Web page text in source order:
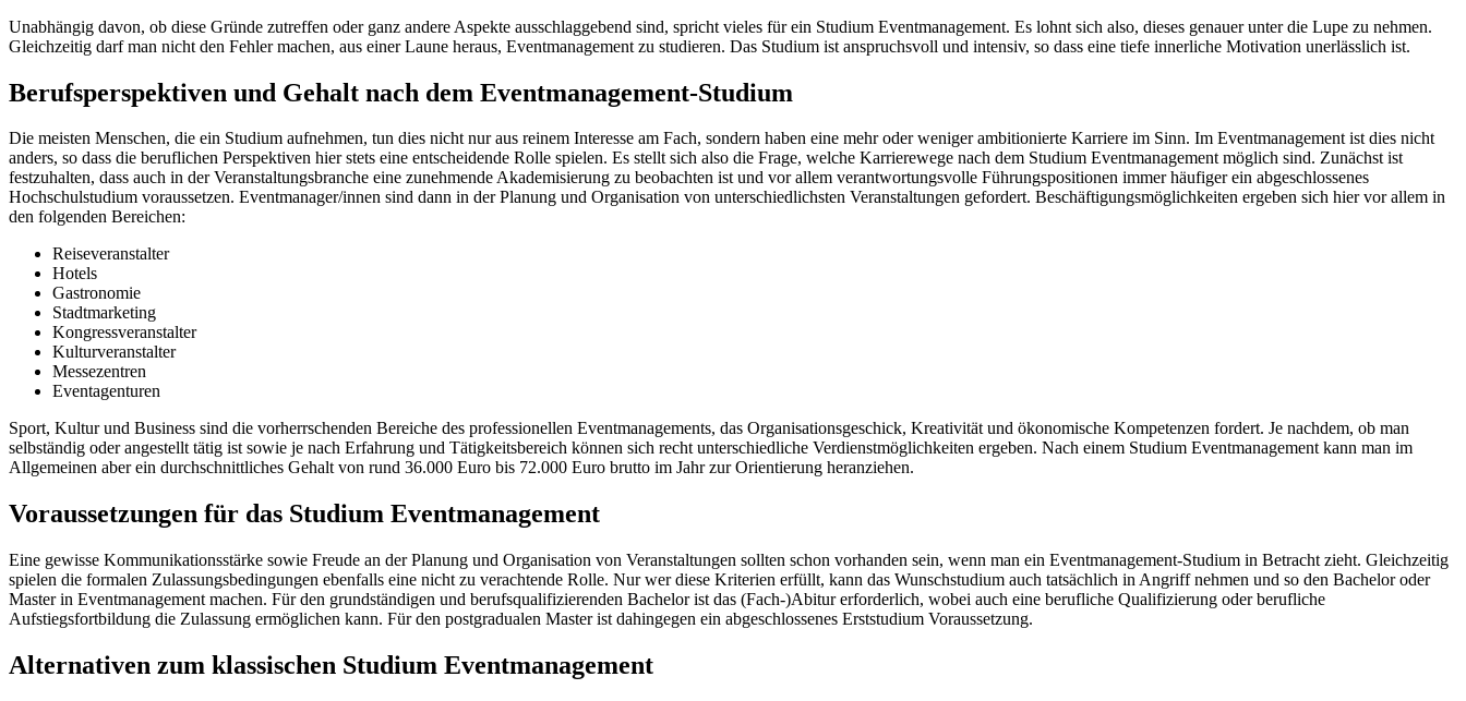
Unabhängig davon, ob diese Gründe zutreffen oder ganz andere Aspekte ausschlaggebend sind, spricht vieles für ein Studium Eventmanagement. Es lohnt sich also, dieses genauer unter die Lupe zu nehmen.
Gleichzeitig darf man nicht den Fehler machen, aus einer Laune heraus, Eventmanagement zu studieren. Das Studium ist anspruchsvoll und intensiv, so dass eine tiefe innerliche Motivation unerlässlich ist.
Berufsperspektiven und Gehalt nach dem Eventmanagement-Studium
Die meisten Menschen, die ein Studium aufnehmen, tun dies nicht nur aus reinem Interesse am Fach, sondern haben eine mehr oder weniger ambitionierte Karriere im Sinn. Im Eventmanagement ist dies nicht
anders, so dass die beruflichen Perspektiven hier stets eine entscheidende Rolle spielen. Es stellt sich also die Frage, welche Karrierewege nach dem Studium Eventmanagement möglich sind. Zunächst ist
festzuhalten, dass auch in der Veranstaltungsbranche eine zunehmende Akademisierung zu beobachten ist und vor allem verantwortungsvolle Führungspositionen immer häufiger ein abgeschlossenes
Hochschulstudium voraussetzen. Eventmanager/innen sind dann in der Planung und Organisation von unterschiedlichsten Veranstaltungen gefordert. Beschäftigungsmöglichkeiten ergeben sich hier vor allem in
den folgenden Bereichen:
Reiseveranstalter
Hotels
Gastronomie
Stadtmarketing
Kongressveranstalter
Kulturveranstalter
Messezentren
Eventagenturen
Sport, Kultur und Business sind die vorherrschenden Bereiche des professionellen Eventmanagements, das Organisationsgeschick, Kreativität und ökonomische Kompetenzen fordert. Je nachdem, ob man
selbständig oder angestellt tätig ist sowie je nach Erfahrung und Tätigkeitsbereich können sich recht unterschiedliche Verdienstmöglichkeiten ergeben. Nach einem Studium Eventmanagement kann man im
Allgemeinen aber ein durchschnittliches Gehalt von rund 36.000 Euro bis 72.000 Euro brutto im Jahr zur Orientierung heranziehen.
Voraussetzungen für das Studium Eventmanagement
Eine gewisse Kommunikationsstärke sowie Freude an der Planung und Organisation von Veranstaltungen sollten schon vorhanden sein, wenn man ein Eventmanagement-Studium in Betracht zieht. Gleichzeitig
spielen die formalen Zulassungsbedingungen ebenfalls eine nicht zu verachtende Rolle. Nur wer diese Kriterien erfüllt, kann das Wunschstudium auch tatsächlich in Angriff nehmen und so den Bachelor oder
Master in Eventmanagement machen. Für den grundständigen und berufsqualifizierenden Bachelor ist das (Fach-)Abitur erforderlich, wobei auch eine berufliche Qualifizierung oder berufliche
Aufstiegsfortbildung die Zulassung ermöglichen kann. Für den postgradualen Master ist dahingegen ein abgeschlossenes Erststudium Voraussetzung.
Alternativen zum klassischen Studium Eventmanagement